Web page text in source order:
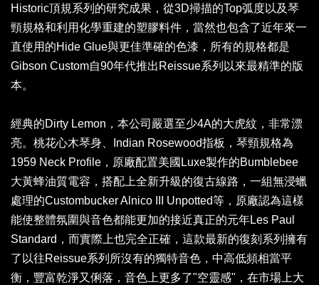
Historic頂規系列的研究成果，從3D掃描的Top弧度以及琴
頸規格和利用化學重建的塑膠料件，當然也包含了近年來一
直使用的Hide Glue與更佳準確的色漆，所有的規格都是
Gibson Custom自90年代推出Reissue系列以來最精準的版
本。
經典的Dirty Lemon，本公司嚴選至少4A的大虎紋，非常漂
亮。桃花心木琴身、Indian Rosewood指板，琴頸規格為
1959 Neck Profile，原廠配置美國Luxe製作的Bumblebee
大黃蜂油質電容，搭配上全新升級的復古線路，一組無浸蠟
處理的Custombucker Alnico III Unpotted等，原廠認為這樣
能使整體氛圍與音色都能更加的接近真正的元年Les Paul
Standard，而實際上也完全正確，這款最新的復刻系列擁有
了以往Reissue系列所沒有的獨特音色，中高低頻相當平
衡，豐富乾淨又俐落，音色上更多了"空靈感"，在市場上大